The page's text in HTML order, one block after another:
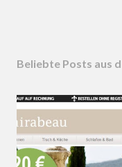
Beliebte Posts aus